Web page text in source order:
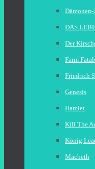
Dämonen-
DAS
Der
Farm
Friedrich
Genesis
Hamlet
Kill The
König
Macbeth